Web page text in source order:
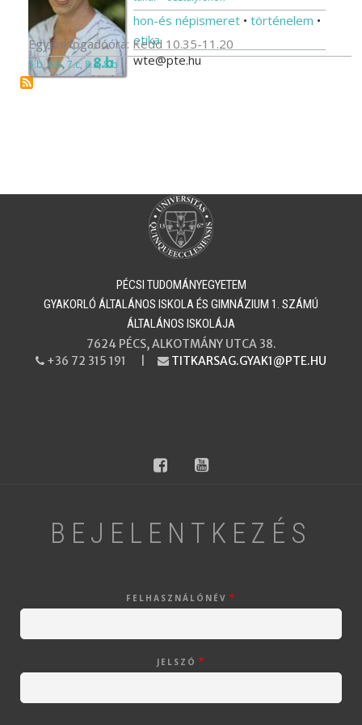
hon-és népismeret • történelem •
etika
wte@pte.hu
Egyéni fogadóóra: Kedd 10.35-11.20
8.b
5.b,6.b,7.c, 8.a,8.b
PÉCSI TUDOMÁNYEGYETEM
​​​​​​​GYAKORLÓ ÁLTALÁNOS ISKOLA ÉS GIMNÁZIUM 1. SZÁMÚ
ÁLTALÁNOS ISKOLÁJA
7624 PÉCS, ALKOTMÁNY UTCA 38.
PHONE
+36 72 315 191 | EMAIL
TITKARSAG.GYAK1@PTE.HU
facebookyoutube
BEJELENTKEZÉS
FELHASZNÁLÓNÉV
JELSZÓ